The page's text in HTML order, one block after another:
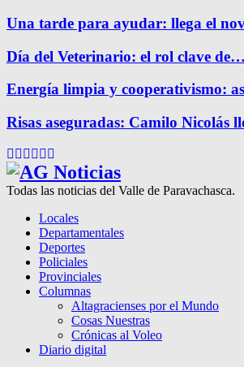
Una tarde para ayudar: llega el
Día del Veterinario: el rol clave de…
Energía limpia y cooperativismo:
Risas aseguradas: Camilo Nicolás
Facebook
Twitter
Instagram
Pinterest
Google
Todas las noticias del Valle de Paravachasca.
Locales
Departamentales
Deportes
Policiales
Provinciales
Columnas
Altagracienses por el Mundo
Cosas Nuestras
Crónicas al Voleo
Diario digital